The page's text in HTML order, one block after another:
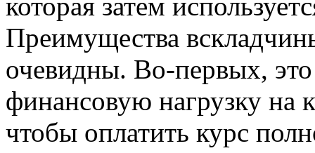
Преимущества
очевидны. Во-первых,
финансовую нагрузку на
чтобы оплатить курс